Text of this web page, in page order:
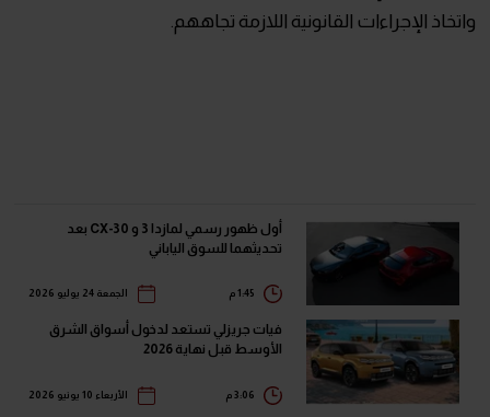
واتخاذ الإجراءات القانونية اللازمة تجاههم.
أول ظهور رسمي لمازدا 3 و CX-30 بعد
تحديثهما للسوق الياباني
الجمعة 24 يوليو 2026
فيات جريزلي تستعد لدخول أسواق الشرق
الأوسط قبل نهاية 2026
الأربعاء 10 يونيو 2026